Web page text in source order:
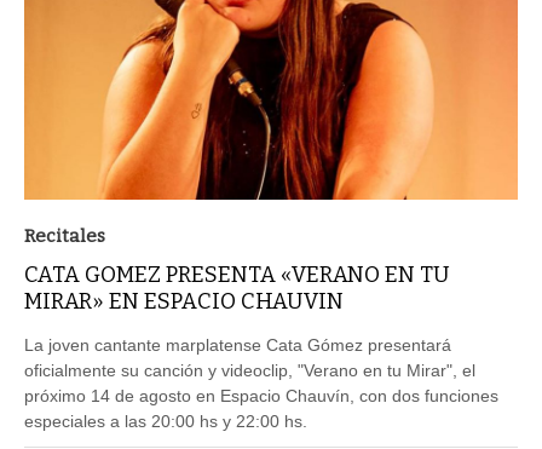
Recitales
CATA GOMEZ PRESENTA «VERANO EN TU
MIRAR» EN ESPACIO CHAUVIN
La joven cantante marplatense Cata Gómez presentará
oficialmente su canción y videoclip, "Verano en tu Mirar", el
próximo 14 de agosto en Espacio Chauvín, con dos funciones
especiales a las 20:00 hs y 22:00 hs.